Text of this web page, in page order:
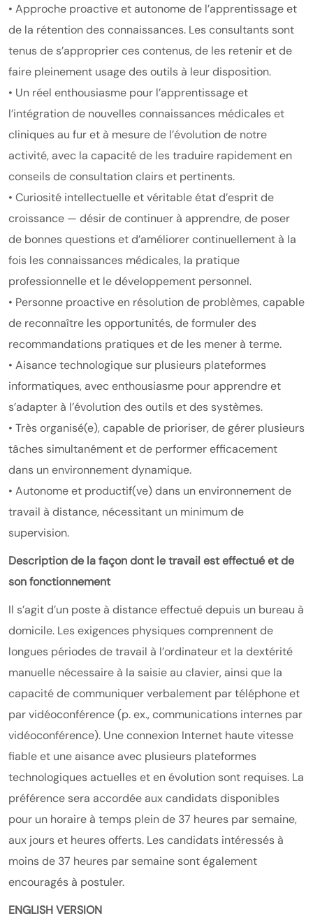
• Approche proactive et autonome de l’apprentissage et
de la rétention des connaissances. Les consultants sont
tenus de s’approprier ces contenus, de les retenir et de
faire pleinement usage des outils à leur disposition.
• Un réel enthousiasme pour l’apprentissage et
l’intégration de nouvelles connaissances médicales et
cliniques au fur et à mesure de l’évolution de notre
activité, avec la capacité de les traduire rapidement en
conseils de consultation clairs et pertinents.
• Curiosité intellectuelle et véritable état d’esprit de
croissance — désir de continuer à apprendre, de poser
de bonnes questions et d’améliorer continuellement à la
fois les connaissances médicales, la pratique
professionnelle et le développement personnel.
• Personne proactive en résolution de problèmes, capable
de reconnaître les opportunités, de formuler des
recommandations pratiques et de les mener à terme.
• Aisance technologique sur plusieurs plateformes
informatiques, avec enthousiasme pour apprendre et
s’adapter à l’évolution des outils et des systèmes.
• Très organisé(e), capable de prioriser, de gérer plusieurs
tâches simultanément et de performer efficacement
dans un environnement dynamique.
• Autonome et productif(ve) dans un environnement de
travail à distance, nécessitant un minimum de
supervision.
Description de la façon dont le travail est effectué et de
son fonctionnement
Il s’agit d’un poste à distance effectué depuis un bureau à
domicile. Les exigences physiques comprennent de
longues périodes de travail à l’ordinateur et la dextérité
manuelle nécessaire à la saisie au clavier, ainsi que la
capacité de communiquer verbalement par téléphone et
par vidéoconférence (p. ex., communications internes par
vidéoconférence). Une connexion Internet haute vitesse
fiable et une aisance avec plusieurs plateformes
technologiques actuelles et en évolution sont requises. La
préférence sera accordée aux candidats disponibles
pour un horaire à temps plein de 37 heures par semaine,
aux jours et heures offerts. Les candidats intéressés à
moins de 37 heures par semaine sont également
encouragés à postuler.
ENGLISH VERSION